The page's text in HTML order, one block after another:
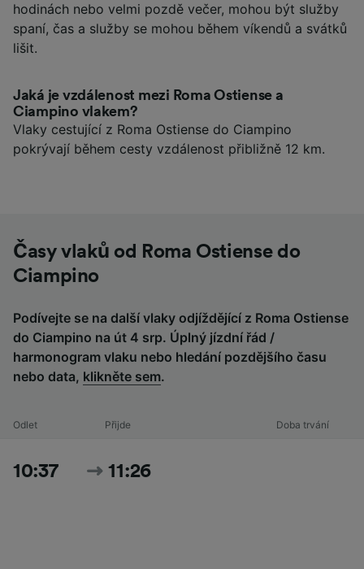
hodinách nebo velmi pozdě večer, mohou být služby
spaní, čas a služby se mohou během víkendů a svátků
lišit.
Jaká je vzdálenost mezi Roma Ostiense a
Ciampino vlakem?
Vlaky cestující z Roma Ostiense do Ciampino
pokrývají během cesty vzdálenost přibližně 12 km.
Časy vlaků od Roma Ostiense do
Ciampino
Podívejte se na další vlaky odjíždějící z Roma Ostiense
do Ciampino na út 4 srp. Úplný jízdní řád /
harmonogram vlaku nebo hledání pozdějšího času
nebo data, klikněte sem.
Odlet Přijde Doba trvání
10:37 11:26